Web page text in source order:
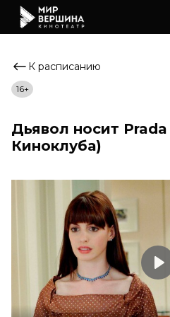
К расписанию
Дьявол носит
Киноклуба)
16+